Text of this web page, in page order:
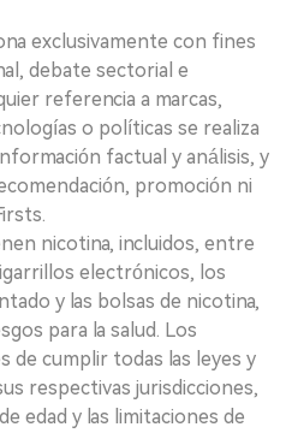
exclusivamente con fines
debate sectorial e
referencia a marcas,
o políticas se realiza
factual y análisis, y
promoción ni
nicotina, incluidos, entre
electrónicos, los
y las bolsas de nicotina,
para la salud. Los
de cumplir todas las leyes y
respectivas jurisdicciones,
edad y las limitaciones de